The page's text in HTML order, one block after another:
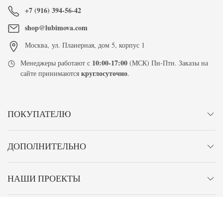
+7 (916) 394-56-42
shop@lubimova.com
Москва, ул. Планерная, дом 5, корпус 1
Менеджеры работают с 10:00-17:00 (МСК) Пн-Птн. Заказы на
сайте принимаютсякруглосуточно.
ПОКУПАТЕЛЮ
ДОПОЛНИТЕЛЬНО
НАШИ ПРОЕКТЫ